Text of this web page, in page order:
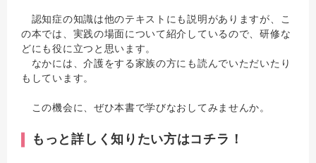
認知症の知識は他のテキストにも説明がありますが、こ
の本では、実践の場面について紹介しているので、研修な
どにも役に立つと思います。
なかには、介護をする家族の方にも読んでいただいたり
もしています。
この機会に、ぜひ本書で学びなおしてみませんか。
もっと詳しく知りたい方はコチラ！